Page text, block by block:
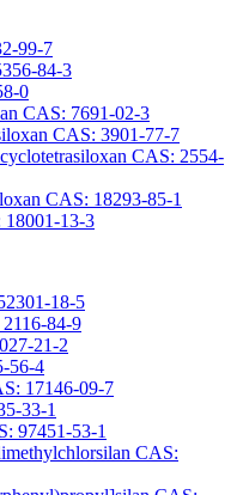
99-7
84-3
0
CAS: 7691-02-3
CAS: 3901-77-7
CAS: 2554-
CAS: 18293-85-1
13-3
18-5
84-9
21-2
56-4
17146-09-7
33-1
97451-53-1
CAS: